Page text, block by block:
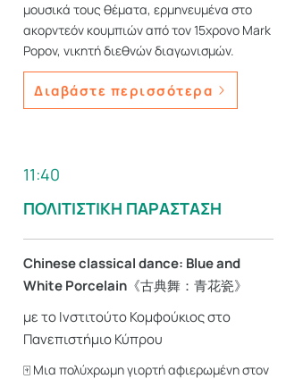
μουσικά τους θέματα, ερμηνευμένα στο
ακορντεόν κουμπιών από τον 15χρονο Mark
Popov, νικητή διεθνών διαγωνισμών.
Διαβάστε περισσότερα
11:40
ΠΟΛΙΤΙΣΤΙΚΗ ΠΑΡΑΣΤΑΣΗ
Chinese classical dance: Blue and
White Porcelain《古典舞：青花瓷》
με το Ινστιτούτο Κομφούκιος στο
Πανεπιστήμιο Κύπρου
🀄 Μια πολύχρωμη γιορτή αφιερωμένη στον